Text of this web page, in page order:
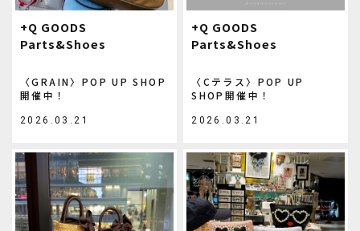
+Q GOODS
Parts&Shoes
〈GRAIN〉POP UP SHOP
開催中！
2026.03.21
+Q GOODS
Parts&Shoes
〈Cテラス〉POP UP
SHOP開催中！
2026.03.21